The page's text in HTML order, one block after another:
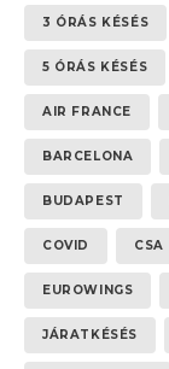
3 ÓRÁS KÉSÉS
5 ÓRÁS KÉSÉS
AIR FRANCE
BARCELONA
BUDAPEST
COVID CSA
EUROWINGS
JÁRATKÉSÉS